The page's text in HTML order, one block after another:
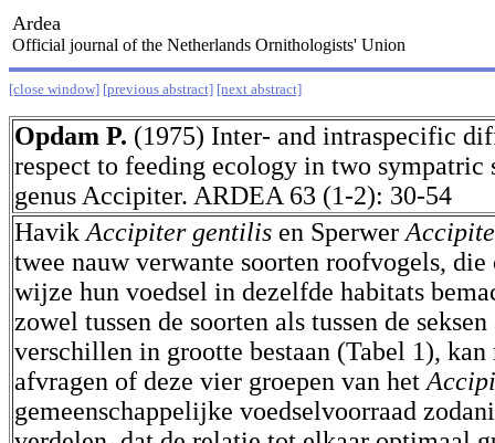
Ardea
Official journal of the Netherlands Ornithologists' Union
[close window] [previous abstract] [next abstract]
Opdam P. (1975) Inter- and intraspecific
respect to feeding ecology in two sympatric
genus Accipiter. ARDEA 63 (1-2): 30-54
Havik Accipiter gentilis en Sperwer
twee nauw verwante soorten roofvogels, die
wijze hun voedsel in dezelfde habitats
zowel tussen de soorten als tussen de
verschillen in grootte bestaan (Tabel 1), kan
afvragen of deze vier groepen van het
gemeenschappelijke voedselvoorraad